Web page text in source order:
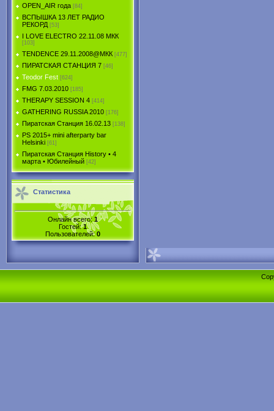
OPEN_AIR года [84]
ВСПЫШКА 13 ЛЕТ РАДИО
РЕКОРД [53]
I LOVE ELECTRO 22.11.08 МКК
[103]
TENDЕNCE 29.11.2008@МКК [477]
ПИРАТСКАЯ СТАНЦИЯ 7 [46]
Teodor Fest [624]
FMG 7.03.2010 [185]
THERAPY SESSION 4 [414]
GATHERING RUSSIA 2010 [176]
Пиратская Станция 16.02.13 [138]
PS 2015+ mini afterparty bar
Helsinki [61]
Пиратская Станция History • 4
марта • Юбилейный [42]
Статистика
Онлайн всего: 1
Гостей:1
Пользователей:0